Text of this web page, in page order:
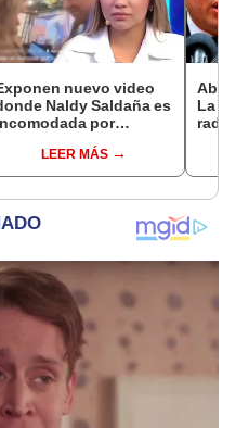
nuevo video
Naldy Saldaña es
por
Luz: la agarra de la
sin su
LEER MÁS
La